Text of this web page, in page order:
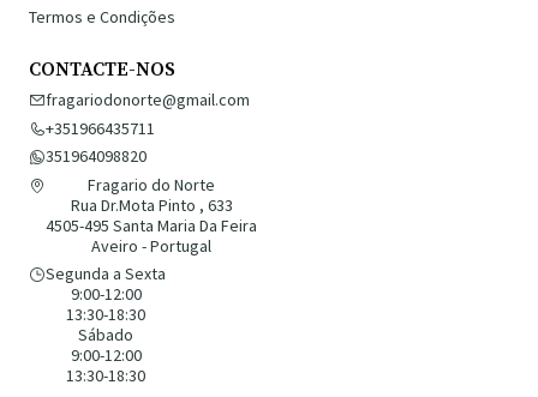
Termos e Condições
CONTACTE-NOS
fragariodonorte@gmail.com
+351966435711
351964098820
Fragario do Norte
Rua Dr.Mota Pinto , 633
4505-495 Santa Maria Da Feira
Aveiro - Portugal
Segunda a Sexta
9:00-12:00
13:30-18:30
Sábado
9:00-12:00
13:30-18:30